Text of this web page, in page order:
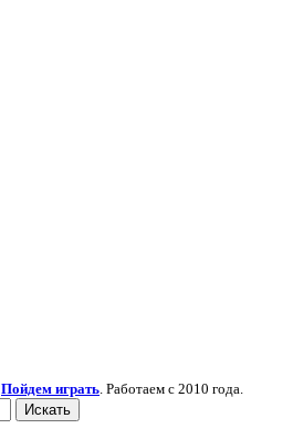
Пойдем играть . Работаем с 2010 года.
Искать